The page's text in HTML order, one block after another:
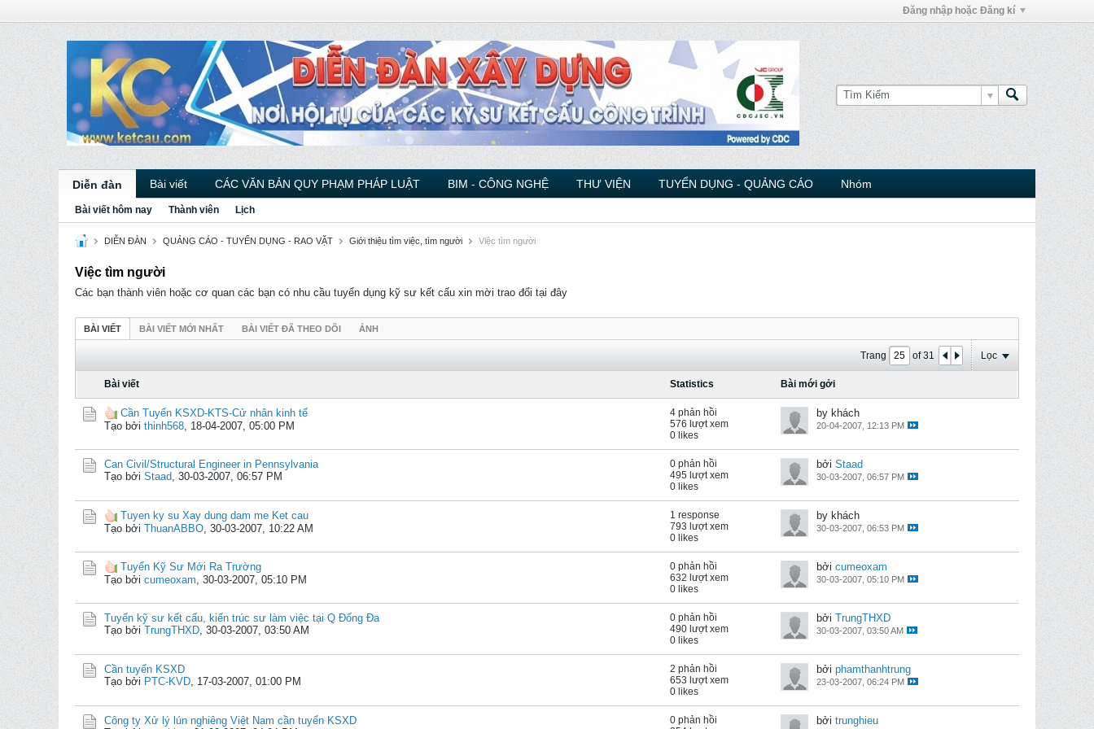
Đăng nhập hoặc Đăng kí
Diễn đàn Bài viết CÁC VĂN BẢN QUY PHẠM PHÁP LUẬT BIM - CÔNG NGHỆ THƯ VIỆN TUYỂN DỤNG - QUẢNG CÁO Nhóm
Bài viết hôm nay Thành viên Lịch
DIỄN ĐÀN QUẢNG CÁO - TUYỂN DỤNG - RAO VẶT Giới thiệu tìm việc, tìm người Việc tìm người
Việc tìm người
Các bạn thành viên hoặc cơ quan các bạn có nhu cầu tuyển dụng kỹ sư kết cấu xin mời trao đổi tại đây
BÀI VIẾT BÀI VIẾT MỚI NHẤT BÀI VIẾT ĐÃ THEO DÕI ẢNH
Trang of31 Lọc
Bài viết Statistics Bài mới gởi
Cần Tuyển KSXD-KTS-Cử nhân kinh tế
Tạo bởi thinh568, 18-04-2007, 05:00 PM
4 phản hồi
576 lượt xem
0 likes
by khách
20-04-2007, 12:13 PM
Can Civil/Structural Engineer in Pennsylvania
Tạo bởi Staad, 30-03-2007, 06:57 PM
0 phản hồi
495 lượt xem
0 likes
bởi Staad
30-03-2007, 06:57 PM
Tuyen ky su Xay dung dam me Ket cau
Tạo bởi ThuanABBO, 30-03-2007, 10:22 AM
1 response
793 lượt xem
0 likes
by khách
30-03-2007, 06:53 PM
Tuyển Kỹ Sư Mới Ra Trường
Tạo bởi cumeoxam, 30-03-2007, 05:10 PM
0 phản hồi
632 lượt xem
0 likes
bởi cumeoxam
30-03-2007, 05:10 PM
Tuyển kỹ sư kết cấu, kiến trúc sư làm việc tại Q Đống Đa
Tạo bởi TrungTHXD, 30-03-2007, 03:50 AM
0 phản hồi
490 lượt xem
0 likes
bởi TrungTHXD
30-03-2007, 03:50 AM
Cần tuyển KSXD
Tạo bởi PTC-KVD, 17-03-2007, 01:00 PM
2 phản hồi
653 lượt xem
0 likes
bởi phamthanhtrung
23-03-2007, 06:24 PM
Công ty Xử lý lún nghiêng Việt Nam cần tuyển KSXD
0 phản hồi
bởi trunghieu